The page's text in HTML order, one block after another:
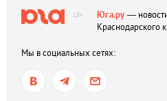
18+ Юга.ру—
Краснодарского
Мы в социальных сетях: